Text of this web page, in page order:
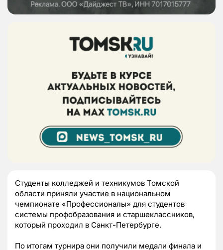
Студенты колледжей и техникумов Томской
области приняли участие в национальном
чемпионате «Профессионалы» для студентов
системы профобразования и старшеклассников,
который проходил в Санкт-Петербурге.
По итогам турнира они получили медали финала и